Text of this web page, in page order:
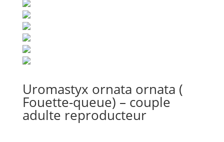
Uromastyx ornata ornata (
Fouette-queue) – couple
adulte reproducteur